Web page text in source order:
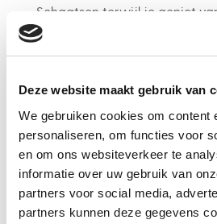
Deze website maakt gebruik van
We gebruiken cookies om content
personaliseren, om functies voor
en om ons websiteverkeer te
informatie over uw gebruik van
partners voor social media,
partners kunnen deze gegevens
Schaatsen terwijl je geniet
de zee op de achtergrond,
magische winterwandeling
of langs de Paleistuinen, waar
de kerstversieringen en een
Winterse fotowandeling: Den
tijdens de kerstperiode. Maak
langs de mooiste
stad.